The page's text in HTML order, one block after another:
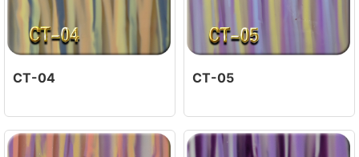
CT-04 CT-05